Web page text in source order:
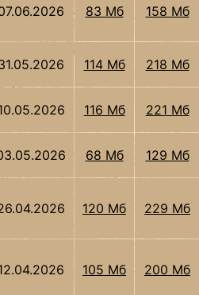
83 Мб 158 Мб
114 Мб 218 Мб
116 Мб 221 Мб
68 Мб 129 Мб
120 Мб 229 Мб
105 Мб 200 Мб